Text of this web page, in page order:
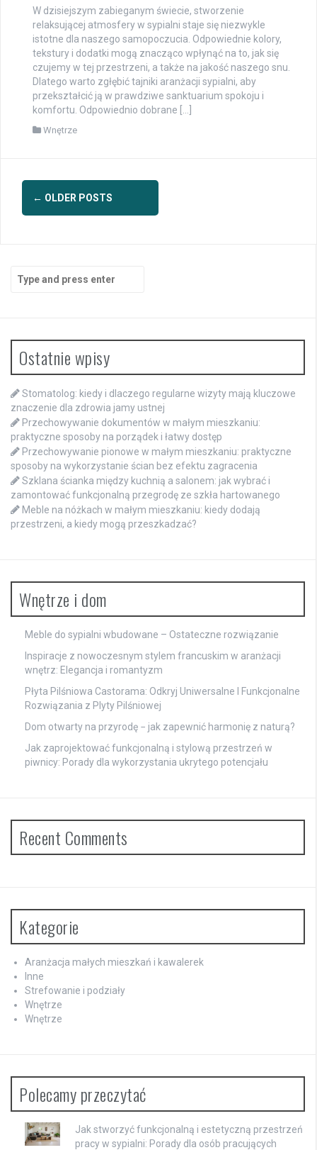
W dzisiejszym zabieganym świecie, stworzenie
relaksującej atmosfery w sypialni staje się niezwykle
istotne dla naszego samopoczucia. Odpowiednie kolory,
tekstury i dodatki mogą znacząco wpłynąć na to, jak się
czujemy w tej przestrzeni, a także na jakość naszego snu.
Dlatego warto zgłębić tajniki aranżacji sypialni, aby
przekształcić ją w prawdziwe sanktuarium spokoju i
komfortu. Odpowiednio dobrane […]
Wnętrze
Posts
navigation
← OLDER POSTS
for:
Ostatnie wpisy
Stomatolog: kiedy i dlaczego regularne wizyty mają kluczowe
znaczenie dla zdrowia jamy ustnej
Przechowywanie dokumentów w małym mieszkaniu:
praktyczne sposoby na porządek i łatwy dostęp
Przechowywanie pionowe w małym mieszkaniu: praktyczne
sposoby na wykorzystanie ścian bez efektu zagracenia
Szklana ścianka między kuchnią a salonem: jak wybrać i
zamontować funkcjonalną przegrodę ze szkła hartowanego
Meble na nóżkach w małym mieszkaniu: kiedy dodają
przestrzeni, a kiedy mogą przeszkadzać?
Wnętrze i dom
Meble do sypialni wbudowane – Ostateczne rozwiązanie
Inspiracje z nowoczesnym stylem francuskim w aranżacji
wnętrz: Elegancja i romantyzm
Płyta Pilśniowa Castorama: Odkryj Uniwersalne I Funkcjonalne
Rozwiązania z Plyty Pilśniowej
Dom otwarty na przyrodę − jak zapewnić harmonię z naturą?
Jak zaprojektować funkcjonalną i stylową przestrzeń w
piwnicy: Porady dla wykorzystania ukrytego potencjału
Recent Comments
Kategorie
Aranżacja małych mieszkań i kawalerek
Inne
Strefowanie i podziały
Wnętrze
Wnętrze
Polecamy przeczytać
Jak stworzyć funkcjonalną i estetyczną przestrzeń
pracy w sypialni: Porady dla osób pracujących